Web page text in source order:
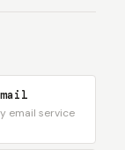
email service